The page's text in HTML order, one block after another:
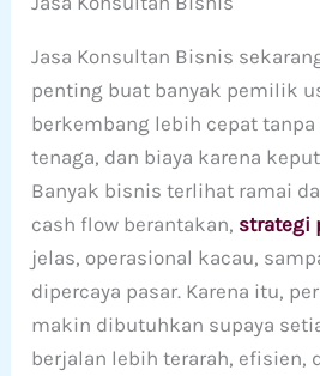
Jasa Konsultan Bisnis
penting buat banyak pemilik
berkembang lebih cepat
tenaga, dan biaya karena
Banyak bisnis terlihat ramai
cash flow berantakan, strategi
jelas, operasional kacau,
dipercaya pasar. Karena itu,
makin dibutuhkan supaya
berjalan lebih terarah, efisien,